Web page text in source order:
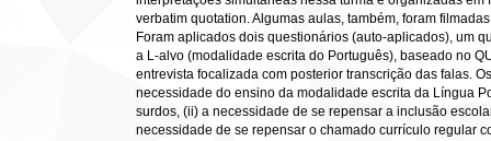
verbatim quotation. Algumas aulas, também, foram
Foram aplicados dois questionários (auto-aplicados), um
a L-alvo (modalidade escrita do Português), baseado no
entrevista focalizada com posterior transcrição das falas.
necessidade do ensino da modalidade escrita da Língua
surdos, (ii) a necessidade de se repensar a inclusão
necessidade de se repensar o chamado currículo regular